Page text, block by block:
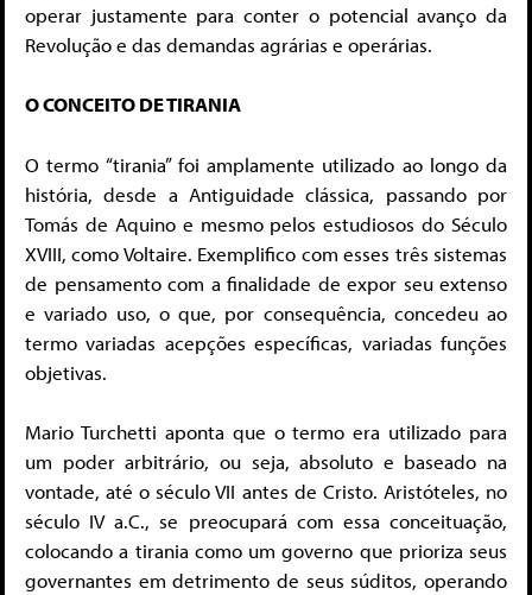
operar justamente para conter o potencial avanço da
Revolução e das demandas agrárias e operárias.
O CONCEITO DE TIRANIA
O termo “tirania” foi amplamente utilizado ao longo da
história, desde a Antiguidade clássica, passando por
Tomás de Aquino e mesmo pelos estudiosos do Século
XVIII, como Voltaire. Exemplifico com esses três sistemas
de pensamento com a finalidade de expor seu extenso
e variado uso, o que, por consequência, concedeu ao
termo variadas acepções específicas, variadas funções
objetivas.
Mario Turchetti aponta que o termo era utilizado para
um poder arbitrário, ou seja, absoluto e baseado na
vontade, até o século VII antes de Cristo. Aristóteles, no
século IV a.C., se preocupará com essa conceituação,
colocando a tirania como um governo que prioriza seus
governantes em detrimento de seus súditos, operando